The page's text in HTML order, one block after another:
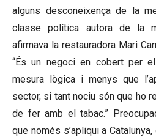
alguns desconeixença de la
classe política autora de la
afirmava la restauradora Mari
“És un negoci en cobert per
mesura lògica i menys que
sector, si tant nociu són que ho
de fer amb el tabac.”
que només s’apliqui a